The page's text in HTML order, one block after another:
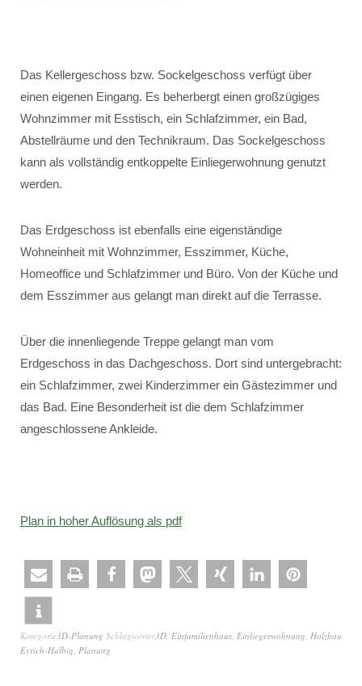
Das Kellergeschoss bzw. Sockelgeschoss verfügt über
einen eigenen Eingang. Es beherbergt einen großzügiges
Wohnzimmer mit Esstisch, ein Schlafzimmer, ein Bad,
Abstellräume und den Technikraum. Das Sockelgeschoss
kann als vollständig entkoppelte Einliegerwohnung genutzt
werden.
Das Erdgeschoss ist ebenfalls eine eigenständige
Wohneinheit mit Wohnzimmer, Esszimmer, Küche,
Homeoffice und Schlafzimmer und Büro. Von der Küche und
dem Esszimmer aus gelangt man direkt auf die Terrasse.
Über die innenliegende Treppe gelangt man vom
Erdgeschoss in das Dachgeschoss. Dort sind untergebracht:
ein Schlafzimmer, zwei Kinderzimmer ein Gästezimmer und
das Bad. Eine Besonderheit ist die dem Schlafzimmer
angeschlossene Ankleide.
Plan in hoher Auflösung als pdf
Kategorie3D-Planung Schlagwörter3D, Einfamilienhaus, Einliegerwohnung, Holzbau
Eyrich-Halbig, Planung